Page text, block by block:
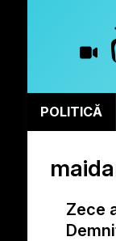
POLITICĂ
Zece